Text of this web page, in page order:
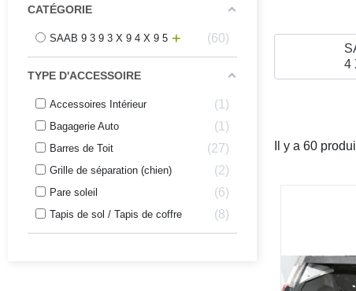
CATÉGORIE
SAAB 9 3 9 3 X 9 4 X 9 5 60
TYPE D'ACCESSOIRE
Accessoires Intérieur 1
Bagagerie Auto 1
Barres de Toit 27
Grille de séparation (chien) 2
Pare soleil 6
Tapis de sol / Tapis de coffre 8
4
Il y a 60